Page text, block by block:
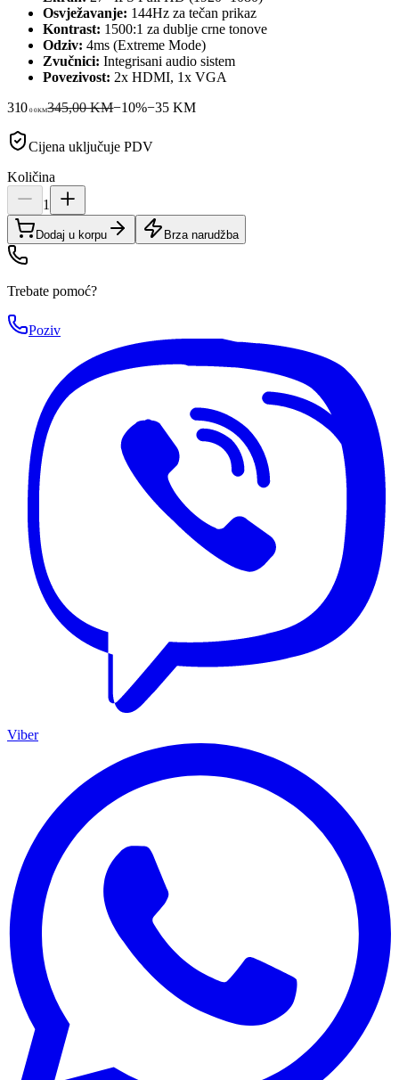
Osvježavanje: 144Hz za tečan prikaz
Kontrast: 1500:1 za dublje crne tonove
Odziv: 4ms (Extreme Mode)
Zvučnici: Integrisani audio sistem
Povezivost: 2x HDMI, 1x VGA
310 00KM345,00 KM−10%−35 KM
Cijena uključuje PDV
Količina
1
Dodaj u korpu Brza narudžba
Trebate pomoć?
Poziv
Viber